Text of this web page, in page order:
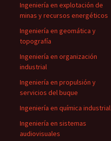
Ingeniería en explotación de
minas y recursos energéticos
Ingeniería en geomática y
topografía
Ingeniería en organización
industrial
Ingeniería en propulsión y
servicios del buque
Ingeniería en química industrial
Ingeniería en sistemas
audiovisuales